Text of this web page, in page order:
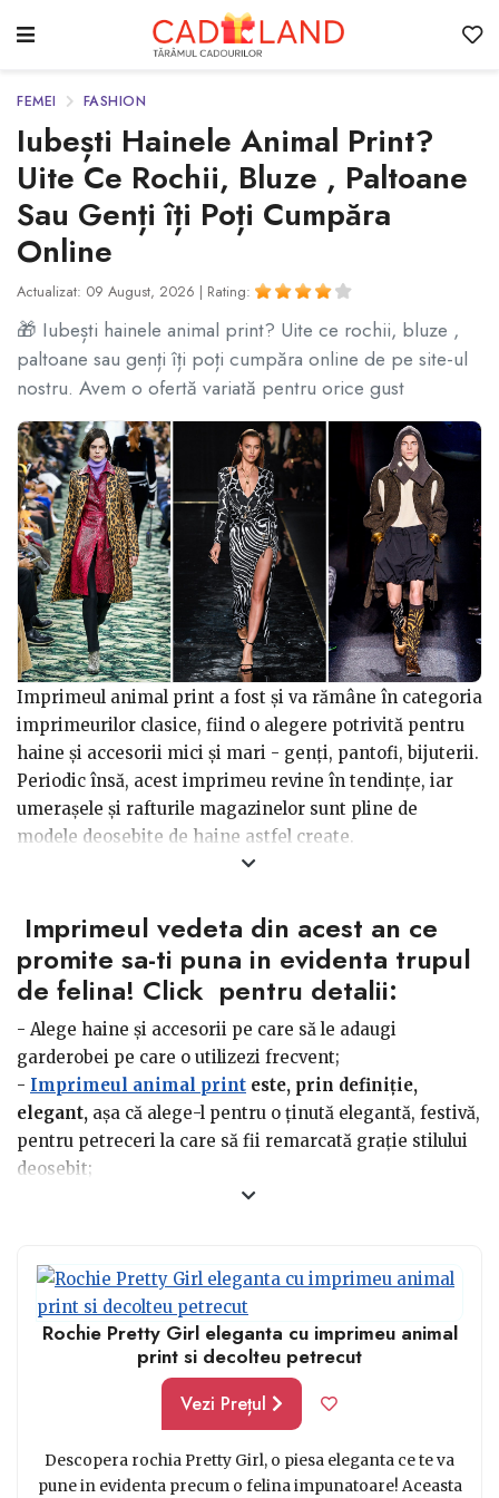
FEMEI FASHION
Iubești Hainele Animal Print?
Uite Ce Rochii, Bluze , Paltoane
Sau Genți îți Poți Cumpăra
Online
Actualizat: 09 August, 2026 | Rating:
🎁 Iubești hainele animal print? Uite ce rochii, bluze ,
paltoane sau genți îți poți cumpăra online de pe site-ul
nostru. Avem o ofertă variată pentru orice gust
Imprimeul animal print a fost și va rămâne în categoria
imprimeurilor clasice, fiind o alegere potrivită pentru
haine și accesorii mici și mari - genți, pantofi, bijuterii.
Periodic însă, acest imprimeu revine în tendințe, iar
umerașele și rafturile magazinelor sunt pline de
modele deosebite de haine astfel create.
pentru prima dată acest imprimeu animal print?
mod evident, vei alege hainele care îți plac, însă avem
câteva recomandări de alcătuire a ținutelor cu aceste
elemente vestimentare, pentru a fi sigură că vei avea o
apariție de efect și în același timp, corectă:
Imprimeul vedeta din acest an ce
promite sa-ti puna in evidenta trupul
de felina! Click pentru detalii:
- Alege haine și accesorii pe care să le adaugi
garderobei pe care o utilizezi frecvent;
- Imprimeul animal print este, prin definiție,
elegant, așa că alege-l pentru o ținută elegantă, festivă,
pentru petreceri la care să fii remarcată grație stilului
deosebit;
- Mixează stilurile și alege hanorace, tricouri și bluze pe
le abordezi;
- Selectează doar articole care îți plac și îți vin bine,
conform proporțiile corpului. Spre exemplu, nu alege
un body animal print, dacă nu obișnuiești să integrezi
body-urile frecvent în ținutele zilnice;
Dacă adori stilu office, alege o fustă conică sau în A,
pe care să le integrezi în ținutele de birou. Integrată
alături de culori neutre și negru și perechea potrivită de
Rochie Pretty Girl eleganta cu imprimeu animal
print si decolteu petrecut
Vezi Prețul
Descopera rochia Pretty Girl, o piesa eleganta ce te va
pune in evidenta precum o felina impunatoare! Aceasta